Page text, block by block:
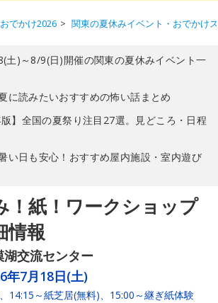
でかけ2026 関東の夏休みイベント・おでかけ
土)～8/9(日)開催の関東の夏休みイベント一
に読みたいおすすめの怖い話まとめ
版】全国の夏祭り注目27選。見どころ・日程
い日も安心！おすすめ屋内施設・室内遊び
！紙！ワークショップ
情報
交流センター
年7月18日(土)
14:15～紙芝居(無料)、15:00～継ぎ紙体験